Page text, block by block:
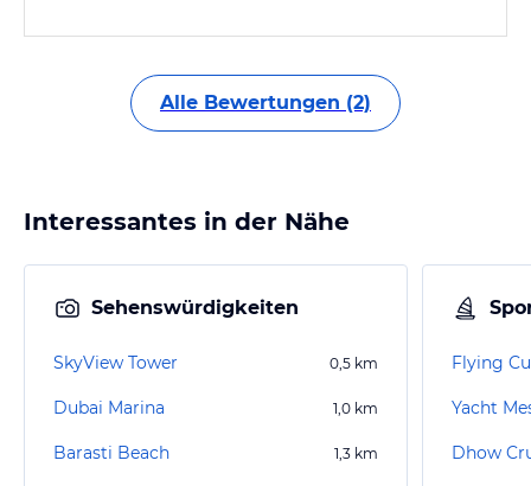
Alle Bewertungen (2)
Interessantes in der Nähe
Sehenswürdigkeiten
SkyView Tower 0,5 km
Dubai Marina 1,0 km
Barasti Beach 1,3 km
Flying
Yacht
Dhow